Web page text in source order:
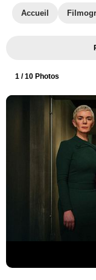
Accueil
1 / 10 Photos